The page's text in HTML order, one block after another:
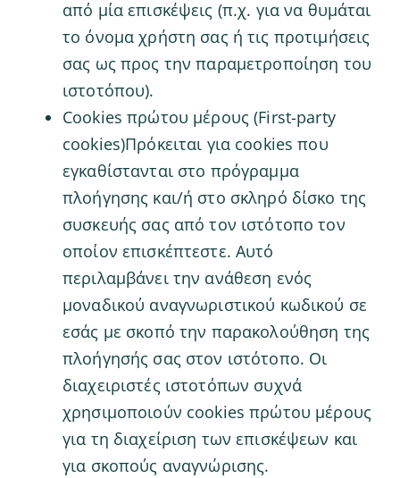
από μία επισκέψεις (π.χ. για να θυμάται
το όνομα χρήστη σας ή τις προτιμήσεις
σας ως προς την παραμετροποίηση του
ιστοτόπου).
Cookies πρώτου μέρους (First-party
cookies)Πρόκειται για cookies που
εγκαθίστανται στο πρόγραμμα
πλοήγησης και/ή στο σκληρό δίσκο της
συσκευής σας από τον ιστότοπο τον
οποίον επισκέπτεστε. Αυτό
περιλαμβάνει την ανάθεση ενός
μοναδικού αναγνωριστικού κωδικού σε
εσάς με σκοπό την παρακολούθηση της
πλοήγησής σας στον ιστότοπο. Οι
διαχειριστές ιστοτόπων συχνά
χρησιμοποιούν cookies πρώτου μέρους
για τη διαχείριση των επισκέψεων και
για σκοπούς αναγνώρισης.